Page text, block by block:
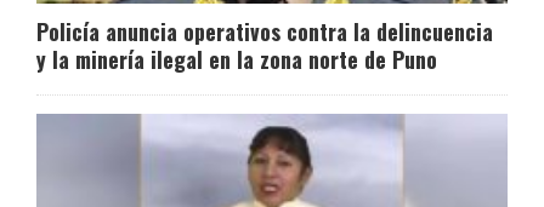
Policía anuncia operativos contra la delincuencia
y la minería ilegal en la zona norte de Puno